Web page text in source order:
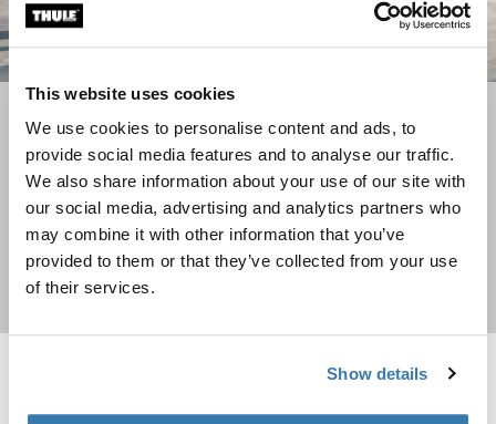
This website uses cookies
We use cookies to personalise content and ads, to
provide social media features and to analyse our traffic.
We also share information about your use of our site with
our social media, advertising and analytics partners who
may combine it with other information that you’ve
provided to them or that they’ve collected from your use
of their services.
Show details
Voyage
Un voyage le temps d'un week-end ou une aventure
lointaine ? Nous allons vous aider à vous préparer !
Acheter maintenant